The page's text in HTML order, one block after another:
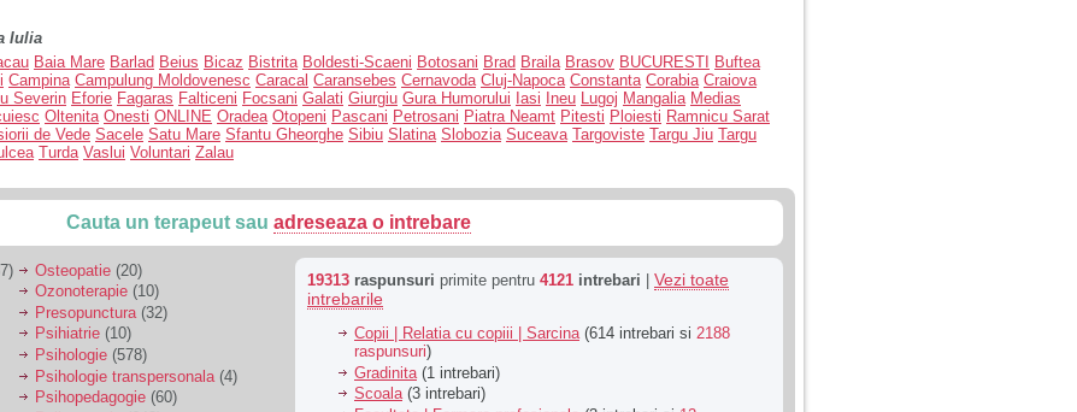
Iulia
Baia Mare Barlad Beius Bicaz Bistrita Boldesti-Scaeni Botosani Brad Braila Brasov BUCURESTI
Buftea
Campina Campulung Moldovenesc Caracal Caransebes Cernavoda Cluj-Napoca Constanta Corabia Craiova
Severin Eforie Fagaras Falticeni Focsani Galati Giurgiu Gura Humorului Iasi Ineu Lugoj Mangalia Medias
Oltenita Onesti ONLINE Oradea Otopeni Pascani Petrosani Piatra Neamt Pitesti Ploiesti Ramnicu Sarat
de Vede Sacele Satu Mare Sfantu Gheorghe Sibiu Slatina Slobozia Suceava Targoviste Targu Jiu Targu
Turda Vaslui Voluntari Zalau
Cauta un terapeut sau adreseaza o intrebare
Osteopatie (20)
Ozonoterapie (10)
Presopunctura (32)
Psihiatrie (10)
Psihologie (578)
Psihologie transpersonala (4)
Psihopedagogie (60)
19313 raspunsuri primite pentru 4121 intrebari
Vezi toate
intrebarile
Copii | Relatia cu copiii | Sarcina(614 intrebari si 2188
raspunsuri)
Gradinita (1 intrebari)
Scoala(3 intrebari)